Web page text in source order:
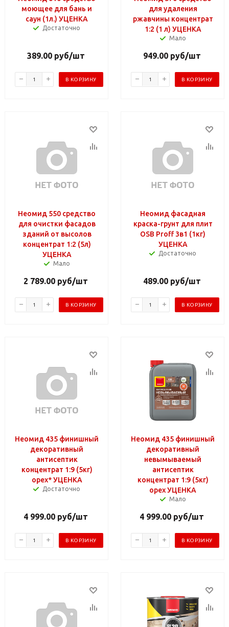
моющее для бань и
саун (1л.) УЦЕНКА
Достаточно
389.00руб/шт
В КОРЗИНУ
для удаления
ржавчины концентрат
1:2 (1 л) УЦЕНКА
Мало
949.00руб/шт
В КОРЗИНУ
Неомид 550 средство
для очистки фасадов
зданий от высолов
концентрат 1:2 (5л)
УЦЕНКА
Мало
2 789.00 руб/шт
В КОРЗИНУ
Неомид фасадная
краска-грунт для плит
OSB Proff 3в1 (1кг)
УЦЕНКА
Достаточно
489.00руб/шт
В КОРЗИНУ
Неомид 435 финишный
декоративный
антисептик
концентрат 1:9 (5кг)
орех* УЦЕНКА
Достаточно
4 999.00 руб/шт
В КОРЗИНУ
Неомид 435 финишный
декоративный
невымываемый
антисептик
концентрат 1:9 (5кг)
орех УЦЕНКА
Мало
4 999.00 руб/шт
В КОРЗИНУ